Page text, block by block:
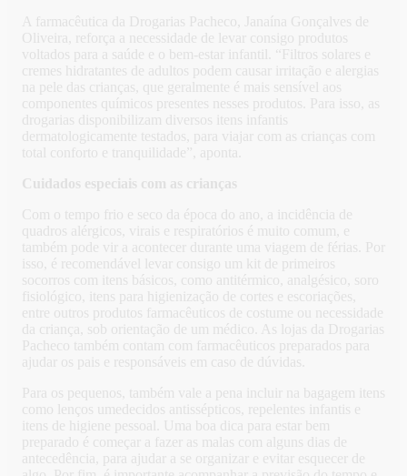
A farmacêutica da Drogarias Pacheco, Janaína Gonçalves de
Oliveira, reforça a necessidade de levar consigo produtos
voltados para a saúde e o bem-estar infantil. “Filtros solares e
cremes hidratantes de adultos podem causar irritação e alergias
na pele das crianças, que geralmente é mais sensível aos
componentes químicos presentes nesses produtos. Para isso, as
drogarias disponibilizam diversos itens infantis
dermatologicamente testados, para viajar com as crianças com
total conforto e tranquilidade”, aponta.
Cuidados especiais com as crianças
Com o tempo frio e seco da época do ano, a incidência de
quadros alérgicos, virais e respiratórios é muito comum, e
também pode vir a acontecer durante uma viagem de férias. Por
isso, é recomendável levar consigo um kit de primeiros
socorros com itens básicos, como antitérmico, analgésico, soro
fisiológico, itens para higienização de cortes e escoriações,
entre outros produtos farmacêuticos de costume ou necessidade
da criança, sob orientação de um médico. As lojas da Drogarias
Pacheco também contam com farmacêuticos preparados para
ajudar os pais e responsáveis em caso de dúvidas.
Para os pequenos, também vale a pena incluir na bagagem itens
como lenços umedecidos antissépticos, repelentes infantis e
itens de higiene pessoal. Uma boa dica para estar bem
preparado é começar a fazer as malas com alguns dias de
antecedência, para ajudar a se organizar e evitar esquecer de